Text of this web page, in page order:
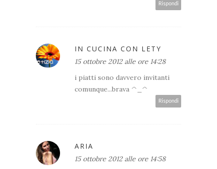
Rispondi
IN CUCINA CON LETY
15 ottobre 2012 alle ore 14:28
i piatti sono davvero invitanti
comunque...brava ^_^
Rispondi
ARIA
15 ottobre 2012 alle ore 14:58